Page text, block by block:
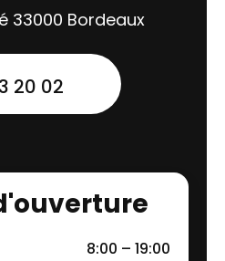
33000 Bordeaux
20 02
8:00 – 19:00